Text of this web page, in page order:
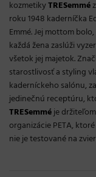
kozmetikyTRESemmé
roku 1948 kaderníčka
Emmé. Jej mottom bolo,
každá žena zaslúži
všetok jej majetok.
starostlivosť a styling
kaderníckeho salónu,
jedinečnú receptúru,
TRESemméje
organizácie PETA,
nie je testované na